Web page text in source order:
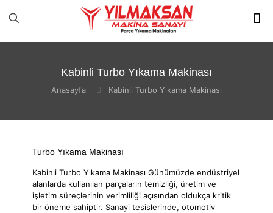
Kabinli Turbo Yıkama Makinası
Anasayfa Kabinli Turbo Yıkama Makinası
Turbo Yıkama Makinası
Kabinli Turbo Yıkama Makinası Günümüzde endüstriyel
alanlarda kullanılan parçaların temizliği, üretim ve
işletim süreçlerinin verimliliği açısından oldukça kritik
bir öneme sahiptir. Sanayi tesislerinde, otomotiv